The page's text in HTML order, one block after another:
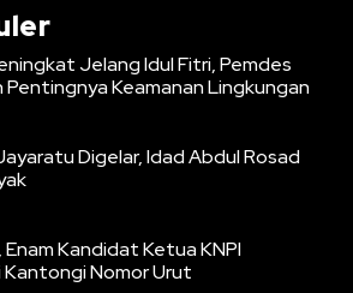
Jelang Idul Fitri, Pemdes
Keamanan Lingkungan
Digelar, Idad Abdul Rosad
Enam Kandidat Ketua KNPI
Kantongi Nomor Urut